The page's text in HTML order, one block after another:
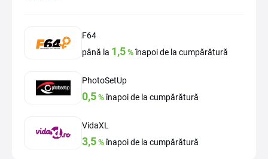
F64
până la 1,5%înapoi de la cumpărătură
PhotoSetUp
0,5%înapoi de la cumpărătură
VidaXL
3,5%înapoi de la cumpărătură